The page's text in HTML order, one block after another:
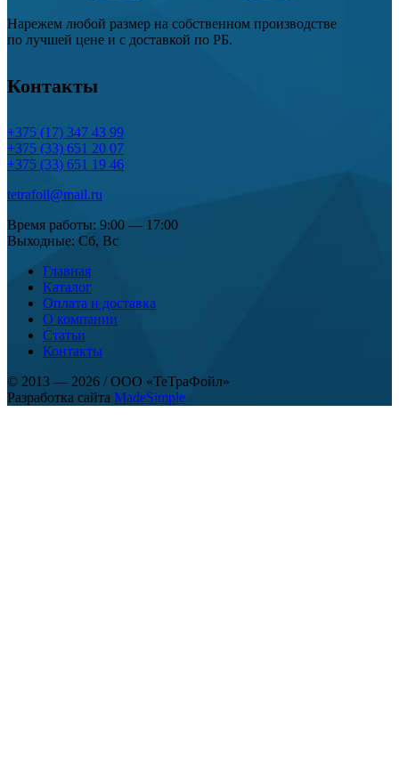
Нарежем любой размер на собственном производстве
по лучшей цене и с доставкой по РБ.
Контакты
+375 (17) 347 43 99
+375 (33) 651 20 07
+375 (33) 651 19 46
tetrafoil@mail.ru
Время работы: 9:00 — 17:00
Выходные: Сб, Вс
Главная
Каталог
Оплата и доставка
О компании
Статьи
Контакты
© 2013 — 2026 /ООО «ТеТраФойл»
Разработка сайта MadeSimple